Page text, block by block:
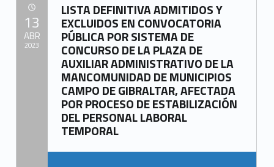
LISTA DEFINITIVA ADMITIDOS Y
EXCLUIDOS EN CONVOCATORIA
PÚBLICA POR SISTEMA DE
CONCURSO DE LA PLAZA DE
AUXILIAR ADMINISTRATIVO DE LA
MANCOMUNIDAD DE MUNICIPIOS
CAMPO DE GIBRALTAR, AFECTADA
POR PROCESO DE ESTABILIZACIÓN
DEL PERSONAL LABORAL
TEMPORAL
POSTED ON:13
ABR
2023